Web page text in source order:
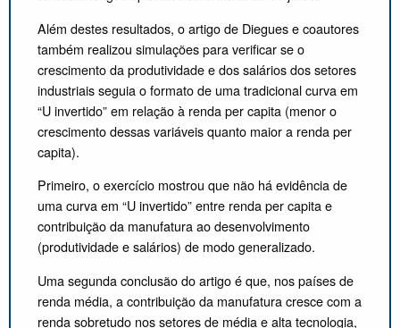
Além destes resultados, o artigo de Diegues e coautores
também realizou simulações para verificar se o
crescimento da produtividade e dos salários dos setores
industriais seguia o formato de uma tradicional curva em
“U invertido” em relação à renda per capita (menor o
crescimento dessas variáveis quanto maior a renda per
capita).
Primeiro, o exercício mostrou que não há evidência de
uma curva em “U invertido” entre renda per capita e
contribuição da manufatura ao desenvolvimento
(produtividade e salários) de modo generalizado.
Uma segunda conclusão do artigo é que, nos países de
renda média, a contribuição da manufatura cresce com a
renda sobretudo nos setores de média e alta tecnologia,